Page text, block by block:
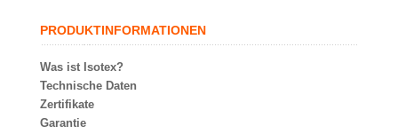
PRODUKTINFORMATIONEN
Was ist Isotex?
Technische Daten
Zertifikate
Garantie